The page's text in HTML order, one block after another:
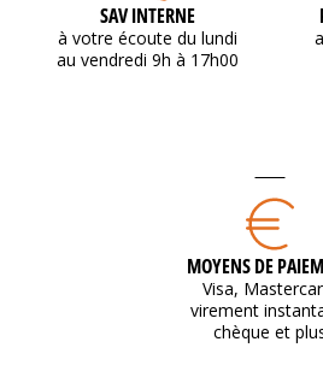
SAV INTERNE
à votre écoute du lundi
au vendredi 9h à 17h00
MOYENS DE
Visa,
virement
chèque et